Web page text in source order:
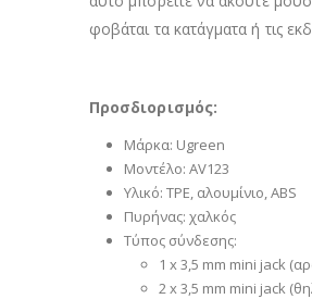
φοβάται τα κατάγματα ή τις
Προσδιορισμός:
Μάρκα: Ugreen
Μοντέλο: AV123
Υλικό: TPE, αλουμίνιο, ABS
Πυρήνας: χαλκός
Τύπος σύνδεσης:
1 x 3,5 mm mini jack
2 x 3,5 mm mini jack